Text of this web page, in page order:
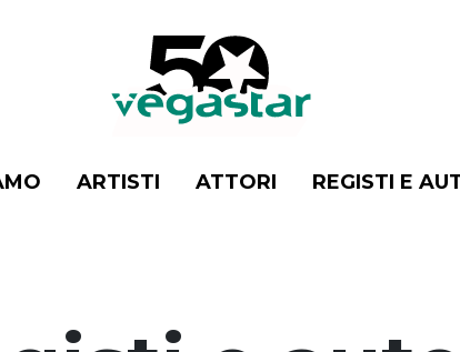
ARTISTI ATTORI REGISTI E